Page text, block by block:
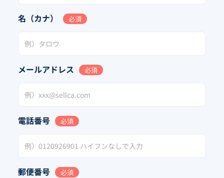
名（カナ） 必須
メールアドレス 必須
電話番号 必須
郵便番号 必須